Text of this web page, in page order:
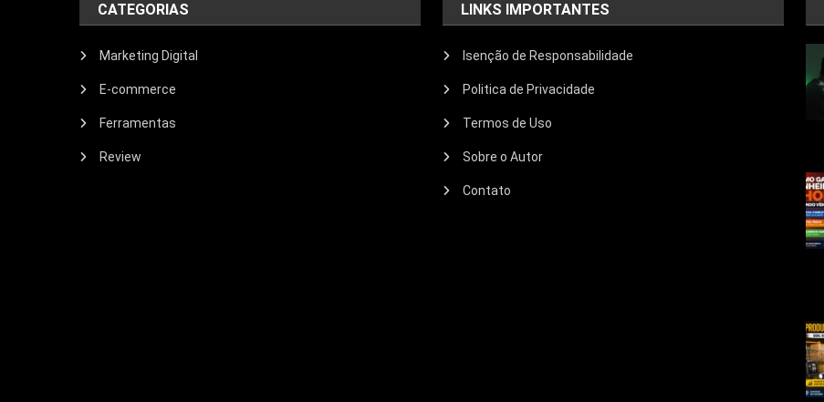
CATEGORIAS
Marketing Digital
E-commerce
Ferramentas
Review
LINKS IMPORTANTES
Isenção de Responsabilidade
Politica de Privacidade
Termos de Uso
Sobre o Autor
Contato